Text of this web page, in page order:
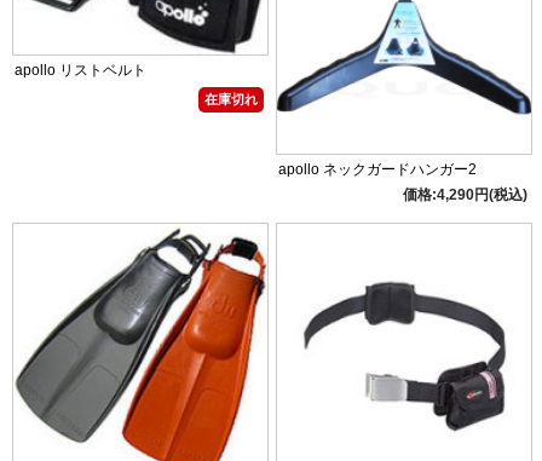
apollo リストベルト
在庫切れ
apollo ネックガードハンガー2
価格:4,290円(税込)